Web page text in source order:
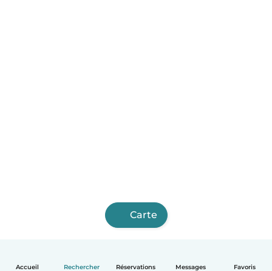
Accueil Rechercher Réservations Messages Favoris
Carte